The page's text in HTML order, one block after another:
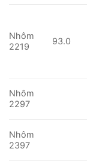
Nhôm
2219
93.0
Nhôm
2297
Nhôm
2397